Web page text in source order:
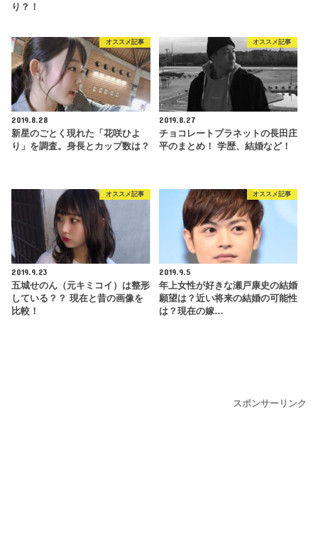
り？！
オススメ記事
2019.8.28
新星のごとく現れた「花咲ひよ
り」を調査。身長とカップ数は？
オススメ記事
2019.8.27
チョコレートプラネットの長田庄
平のまとめ！ 学歴、結婚など！
オススメ記事
2019.9.23
五城せのん（元キミコイ）は整形
している？？ 現在と昔の画像を
比較！
オススメ記事
2019.9.5
年上女性が好きな瀬戸康史の結婚
願望は？近い将来の結婚の可能性
は？現在の嫁…
スポンサーリンク